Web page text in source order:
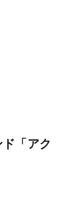
「アク